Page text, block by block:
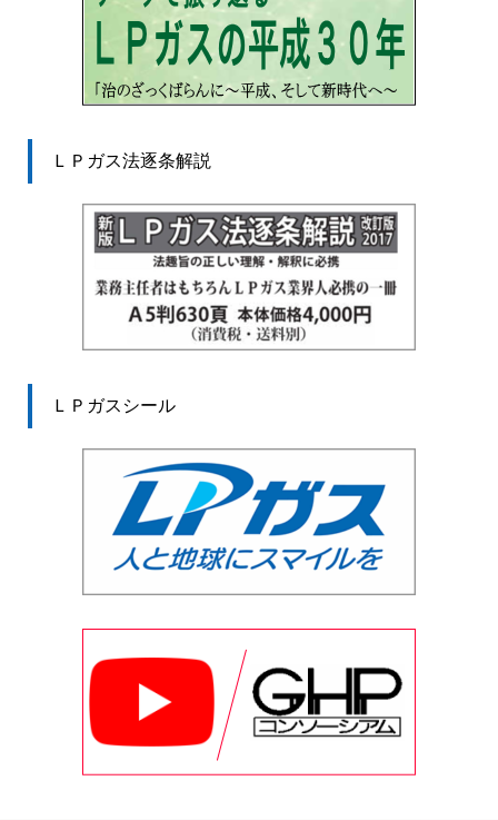
ＬＰガス法逐条解説
ＬＰガスシール